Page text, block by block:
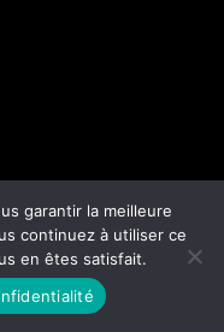
garantir la meilleure
continuez à utiliser ce
en êtes satisfait.